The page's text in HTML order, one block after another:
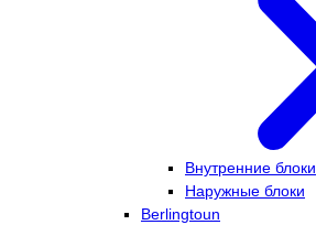
Внутренние блоки
Наружные блоки
Berlingtoun